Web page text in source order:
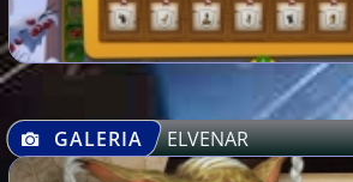
GALERIA ELVENAR